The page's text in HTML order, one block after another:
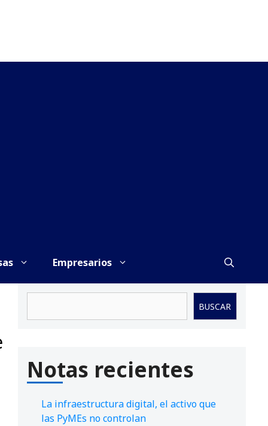
Empresarios
BUSCAR
Notas recientes
La infraestructura digital, el activo que
las PyMEs no controlan